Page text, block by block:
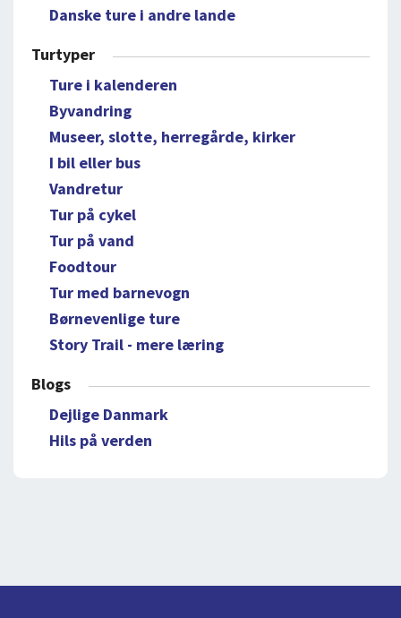
Danske ture i andre lande
Turtyper
Ture i kalenderen
Byvandring
Museer, slotte, herregårde, kirker
I bil eller bus
Vandretur
Tur på cykel
Tur på vand
Foodtour
Tur med barnevogn
Børnevenlige ture
Story Trail - mere læring
Blogs
Dejlige Danmark
Hils på verden